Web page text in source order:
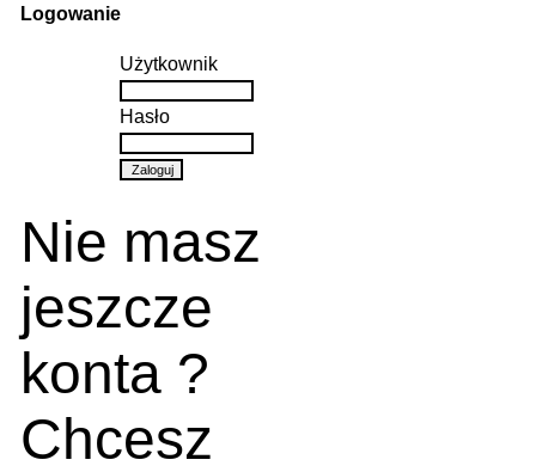
Logowanie
Użytkownik
Hasło
Nie masz
jeszcze
konta ?
Chcesz